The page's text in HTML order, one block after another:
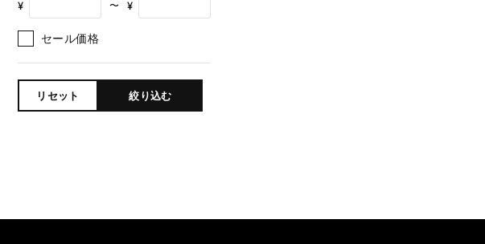
¥ 〜 ¥
セール価格
リセット 絞り込む